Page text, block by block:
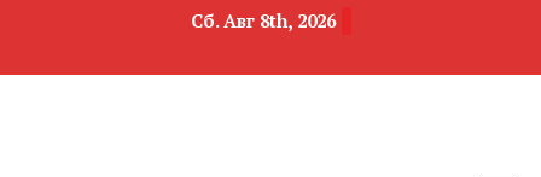
Сб. Авг 8th, 2026